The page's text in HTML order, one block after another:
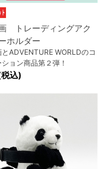
トレーディングアク
ホルダー
ADVENTURE WORLDのコ
ョン商品第２弾！
込)